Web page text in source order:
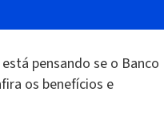
pensando se o Banco
os benefícios e